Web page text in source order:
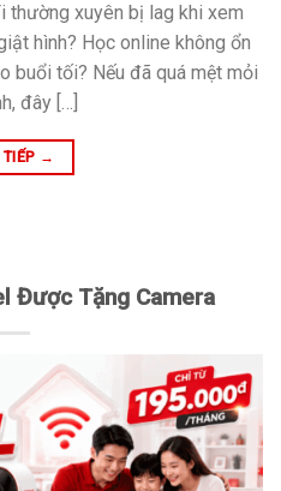
thường xuyên bị lag khi xem
hình? Học online không ổn
buổi tối? Nếu đã quá mệt mỏi
đây […]
TIẾP →
Được Tặng Camera